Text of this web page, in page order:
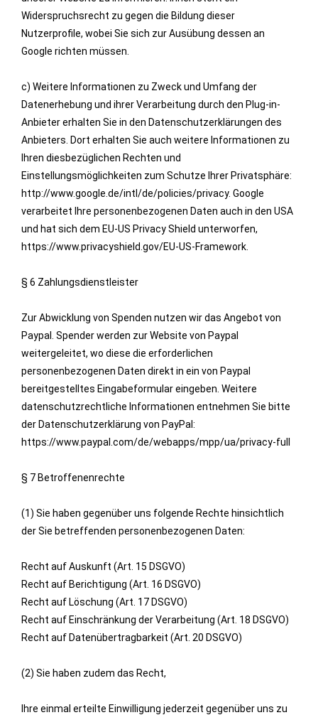
Widerspruchsrecht zu gegen die Bildung dieser
Nutzerprofile, wobei Sie sich zur Ausübung dessen an
Google richten müssen.
c) Weitere Informationen zu Zweck und Umfang der
Datenerhebung und ihrer Verarbeitung durch den Plug-in-
Anbieter erhalten Sie in den Datenschutzerklärungen des
Anbieters. Dort erhalten Sie auch weitere Informationen zu
Ihren diesbezüglichen Rechten und
Einstellungsmöglichkeiten zum Schutze Ihrer Privatsphäre:
http://www.google.de/intl/de/policies/privacy. Google
verarbeitet Ihre personenbezogenen Daten auch in den USA
und hat sich dem EU-US Privacy Shield unterworfen,
https://www.privacyshield.gov/EU-US-Framework.
§ 6 Zahlungsdienstleister
Zur Abwicklung von Spenden nutzen wir das Angebot von
Paypal. Spender werden zur Website von Paypal
weitergeleitet, wo diese die erforderlichen
personenbezogenen Daten direkt in ein von Paypal
bereitgestelltes Eingabeformular eingeben. Weitere
datenschutzrechtliche Informationen entnehmen Sie bitte
der Datenschutzerklärung von PayPal:
https://www.paypal.com/de/webapps/mpp/ua/privacy-full
§ 7 Betroffenenrechte
(1) Sie haben gegenüber uns folgende Rechte hinsichtlich
der Sie betreffenden personenbezogenen Daten:
Recht auf Auskunft (Art. 15 DSGVO)
Recht auf Berichtigung (Art. 16 DSGVO)
Recht auf Löschung (Art. 17 DSGVO)
Recht auf Einschränkung der Verarbeitung (Art. 18 DSGVO)
Recht auf Datenübertragbarkeit (Art. 20 DSGVO)
(2) Sie haben zudem das Recht,
Ihre einmal erteilte Einwilligung jederzeit gegenüber uns zu